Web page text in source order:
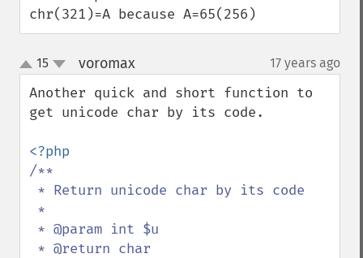
chr(321)=A because A=65(256)
up
down
15 voromax¶ 17 years ago
Another quick and short function to
get unicode char by its code.
/**